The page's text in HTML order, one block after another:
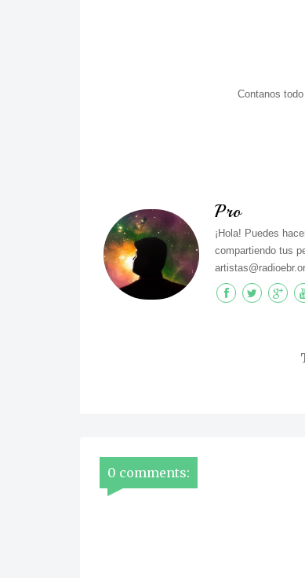
Contanos
Pro
¡Hola! Puedes
compartiendo tus
0 comments: